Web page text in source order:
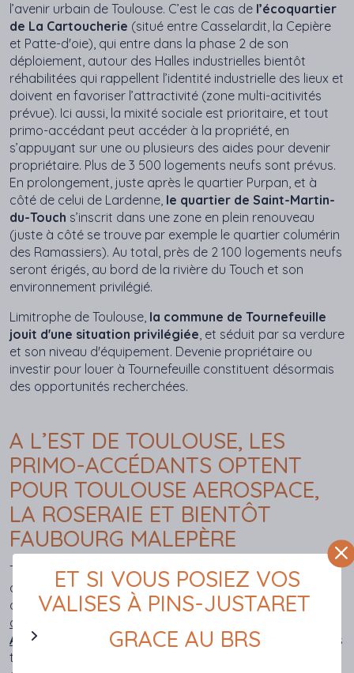
l’avenir urbain de Toulouse. C’est le cas de l’écoquartier
de La Cartoucherie (situé entre Casselardit, la Cepière
et Patte-d'oie), qui entre dans la phase 2 de son
déploiement, autour des Halles industrielles bientôt
réhabilitées qui rappellent l’identité industrielle des lieux et
doivent en favoriser l’attractivité (zone multi-acitivités
prévue). Ici aussi, la mixité sociale est prioritaire, et tout
primo-accédant peut accéder à la propriété, en
s’appuyant sur une ou plusieurs des aides pour devenir
propriétaire. Plus de 3 500 logements neufs sont prévus.
En prolongement, juste après le quartier Purpan, et à
côté de celui de Lardenne, le quartier de Saint-Martin-
du-Touch s’inscrit dans une zone en plein renouveau
(juste à côté se trouve par exemple le quartier columérin
des Ramassiers). Au total, près de 2 100 logements neufs
seront érigés, au bord de la rivière du Touch et son
environnement privilégié.
Limitrophe de Toulouse, la commune de Tournefeuille
jouit d'une situation privilégiée, et séduit par sa verdure
et son niveau d'équipement. Devenie propriétaire ou
investir pour louer à Tournefeuille constituent désormais
des opportunités recherchées.
A L’EST DE TOULOUSE, LES
PRIMO-ACCÉDANTS OPTENT
POUR TOULOUSE AEROSPACE,
LA ROSERAIE ET BIENTÔT
FAUBOURG MALEPÈRE
Toulouse est fière des ses racines et de son passé
aéronautique, qui se conjugue avec succès encore
aujourd’hui. Sur les traces des pionniers, unnouveau
quartier sort de terre à Montaudran, baptisé
Aerospace
. Ici, l’immobilier neuf y est aussi proposé dans
toute sa diversité, les logements neufs en marché libre
ET SI VOUS POSIEZ VOS
VALISES À PINS-JUSTARET
GRACE AU BRS